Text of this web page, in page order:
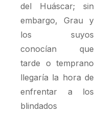
del Huáscar; sin
embargo, Grau y
los suyos
conocían que
tarde o temprano
llegaría la hora de
enfrentar a los
blindados